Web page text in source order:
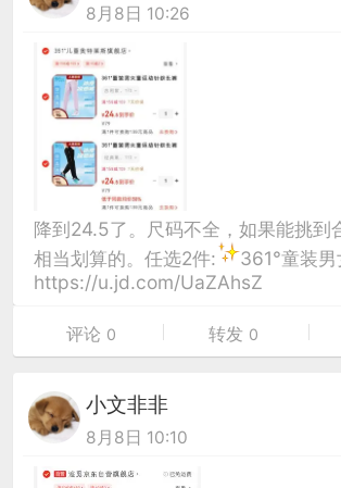
8月8日 10:26
降到24.5了。尺码不全，如果能挑到
相当划算的。任选2件:
361°童装
https://u.jd.com/UaZAhsZ
评论 0 转发 0
小文非非
8月8日 10:10